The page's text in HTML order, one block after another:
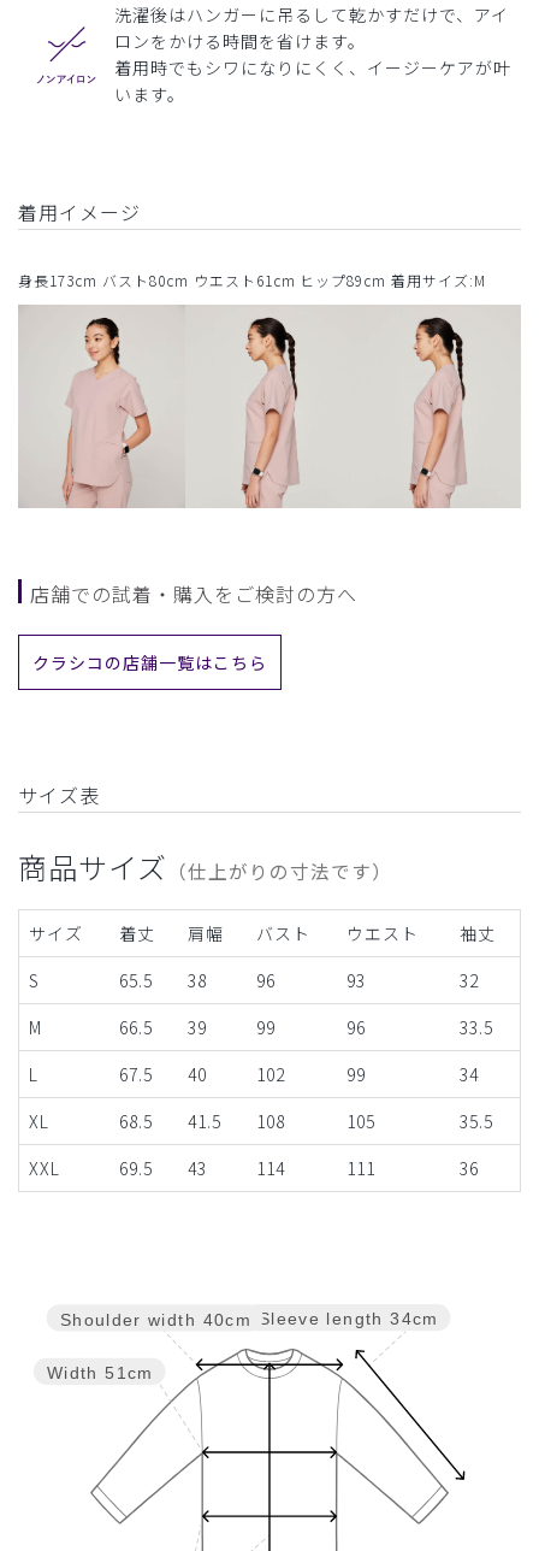
洗濯後はハンガーに吊るして乾かすだけで、アイ
ロンをかける時間を省けます。
着用時でもシワになりにくく、イージーケアが叶
います。
着用イメージ
身長173cm バスト80cm ウエスト61cm ヒップ89cm 着用サイズ:M
店舗での試着・購入をご検討の方へ
クラシコの店舗一覧はこちら
サイズ表
商品サイズ （仕上がりの寸法です）
サイズ 着丈 肩幅 バスト ウエスト
袖丈
S
65.5 38 96 93
32
M
66.5 39 99 96
33.5
L
67.5 40 102 99
34
XL
68.5 41.5 108 105
35.5
XXL
69.5 43 114 111 36
Sleeve length 34cm
Width 51cm
Shoulder width 40cm